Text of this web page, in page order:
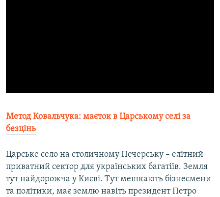
Усі сайти RFE/RL
Метод Ковальчука: маєток в Царському селі за
безцінь
Царське село на столичному Печерську – елітний
приватний сектор для українських багатіїв. Земля
тут найдорожча у Києві. Тут мешкають бізнесмени
та політики, має землю навіть президент Петро